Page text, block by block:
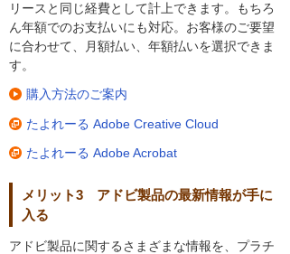
リースと同じ経費として計上できます。もちろ
ん年額でのお支払いにも対応。お客様のご要望
に合わせて、月額払い、年額払いを選択できま
す。
購入方法のご案内
たよれーる Adobe Creative Cloud
たよれーる Adobe Acrobat
メリット3 アドビ製品の最新情報が手に
入る
アドビ製品に関するさまざまな情報を、プラチ